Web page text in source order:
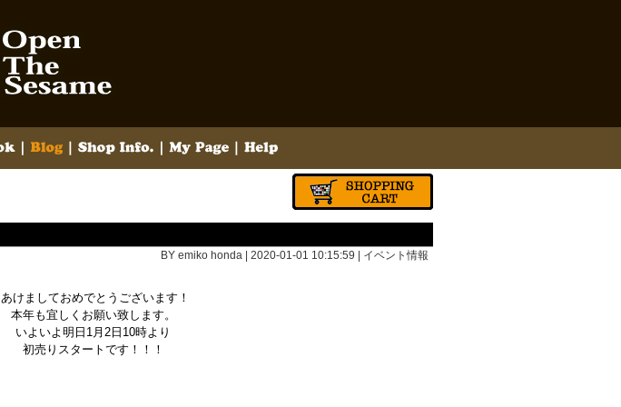
BY emiko honda | 2020-01-01 10:15:59 | イベント情報
あけましておめでとうございます！
本年も宜しくお願い致します。
いよいよ明日1月2日10時より
初売りスタートです！！！